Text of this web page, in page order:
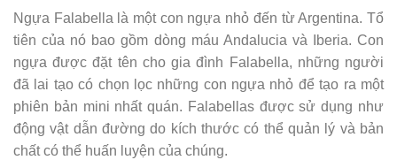
Ngựa Falabella là một con ngựa nhỏ đến từ Argentina. Tổ
tiên của nó bao gồm dòng máu Andalucia và Iberia. Con
ngựa được đặt tên cho gia đình Falabella, những người
đã lai tạo có chọn lọc những con ngựa nhỏ để tạo ra một
phiên bản mini nhất quán. Falabellas được sử dụng như
động vật dẫn đường do kích thước có thể quản lý và bản
chất có thể huấn luyện của chúng.